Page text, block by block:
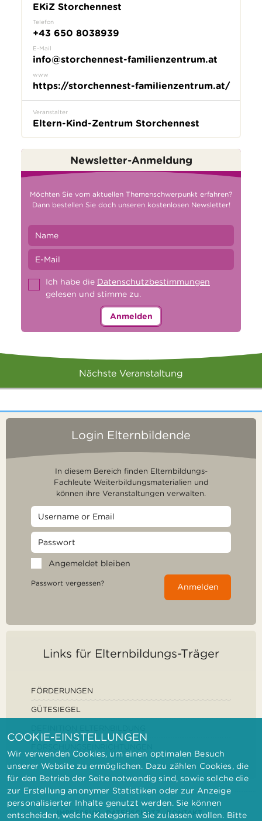
EKiZ Storchennest
Telefon
+43 650 8038939
E-Mail
info@storchennest-familienzentrum.at
www
https://storchennest-familienzentrum.at/
Veranstalter
Eltern-Kind-Zentrum Storchennest
Newsletter-Anmeldung
Möchten Sie vom aktuellen Themenschwerpunkt erfahren?
Dann bestellen Sie doch unseren kostenlosen Newsletter!
Ich habe die Datenschutzbestimmungen
gelesen und stimme zu.
Anmelden
Nächste Veranstaltung
Login Elternbildende
In diesem Bereich finden Elternbildungs-
Fachleute Weiterbildungsmaterialien und
können ihre Veranstaltungen verwalten.
Angemeldet bleiben
Passwort vergessen? Anmelden
Links für Elternbildungs-Träger
FÖRDERUNGEN
GÜTESIEGEL
IMPRESSUM DATENSCHUTZ KONTAKT
COOKIE-EINSTELLUNGEN
Wir verwenden Cookies, um einen optimalen Besuch
unserer Website zu ermöglichen. Dazu zählen Cookies, die
für den Betrieb der Seite notwendig sind, sowie solche die
zur Erstellung anonymer Statistiken oder zur Anzeige
personalisierter Inhalte genutzt werden. Sie können
entscheiden, welche Kategorien Sie zulassen wollen. Bitte